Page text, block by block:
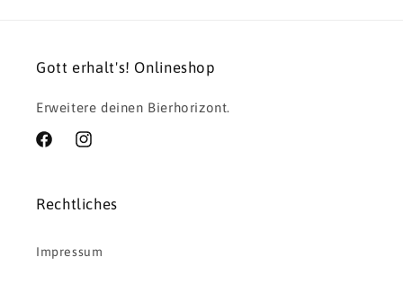
Gott erhalt's! Onlineshop
Erweitere deinen Bierhorizont.
FacebookInstagram
Rechtliches
Impressum